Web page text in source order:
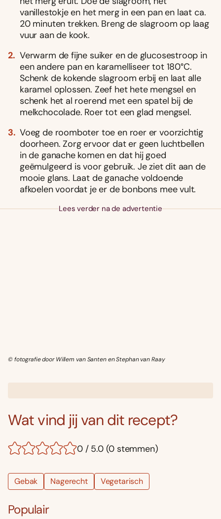
vanillestokje en het merg in een pan en laat ca.
20 minuten trekken. Breng de slagroom op laag
vuur aan de kook.
Verwarm de fijne suiker en de glucosestroop in
een andere pan en karamelliseer tot 180°C.
Schenk de kokende slagroom erbij en laat alle
karamel oplossen. Zeef het hete mengsel en
schenk het al roerend met een spatel bij de
melkchocolade. Roer tot een glad mengsel.
Voeg de roomboter toe en roer er voorzichtig
doorheen. Zorg ervoor dat er geen luchtbellen
in de ganache komen en dat hij goed
geëmulgeerd is voor gebruik. Je ziet dit aan de
mooie glans. Laat de ganache voldoende
afkoelen voordat je er de bonbons mee vult.
Lees verder na de advertentie
© fotografie door Willem van Santen en Stephan van Raay
Wat vind jij van dit recept?
0 / 5.0 (0 stemmen)
Gebak Nagerecht Vegetarisch
Populair